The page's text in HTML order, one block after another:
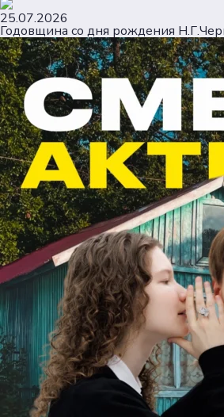
25.07.2026
Годовщина со дня рождения